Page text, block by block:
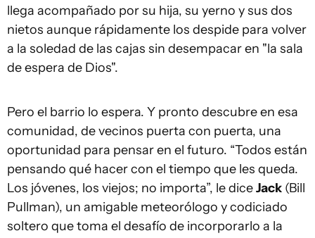
llega acompañado por su hija, su yerno y sus dos
nietos aunque rápidamente los despide para volver
a la soledad de las cajas sin desempacar en "la sala
de espera de Dios".
Pero el barrio lo espera. Y pronto descubre en esa
comunidad, de vecinos puerta con puerta, una
oportunidad para pensar en el futuro. “Todos están
pensando qué hacer con el tiempo que les queda.
Los jóvenes, los viejos; no importa”, le diceJack (Bill
Pullman), un amigable meteorólogo y codiciado
soltero que toma el desafío de incorporarlo a la